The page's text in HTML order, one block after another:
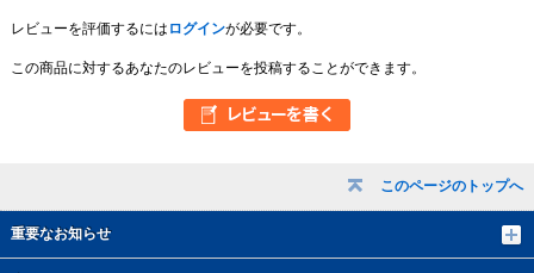
このページのトップへ
重要なお知らせ
レビューを評価するには ログインが必要です。
この商品に対するあなたのレビューを投稿することができます。